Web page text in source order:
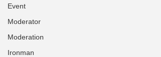
Event
Moderator
Moderation
Ironman